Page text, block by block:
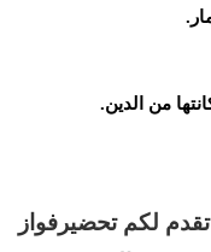
من الدين.
لكم تحضيرفواز